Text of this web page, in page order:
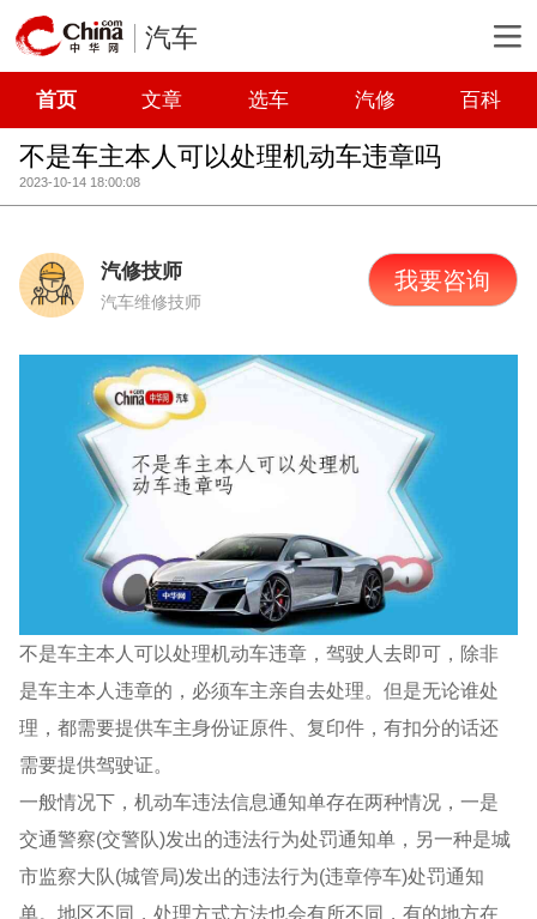
汽车
首页 文章 选车 汽修 百科
不是车主本人可以处理机动车违章吗
2023-10-14 18:00:08
汽修技师
汽车维修技师
我要咨询
不是车主本人可以处理机动车违章，驾驶人去即可，除非
是车主本人违章的，必须车主亲自去处理。但是无论谁处
理，都需要提供车主身份证原件、复印件，有扣分的话还
需要提供驾驶证。
一般情况下，机动车违法信息通知单存在两种情况，一是
交通警察(交警队)发出的违法行为处罚通知单，另一种是城
市监察大队(城管局)发出的违法行为(违章停车)处罚通知
单。地区不同，处理方式方法也会有所不同，有的地方在